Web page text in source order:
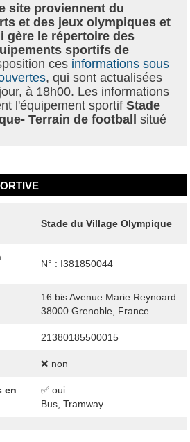
site proviennent du
et des jeux olympiques et
gère le répertoire des
sportifs de
ces informations sous
, qui sont actualisées
à 18h00. Les informations
l'équipement sportifStade
Terrain de football situé
Stade du Village Olympique
N° : I381850044
16 bis Avenue Marie Reynoard
38000 Grenoble, France
21380185500015
❌ non
en
✅ oui
Bus, Tramway